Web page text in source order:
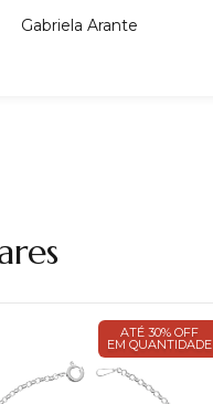
Gabriela Arante
ATÉ 30% OFF
EM QUANTIDADE